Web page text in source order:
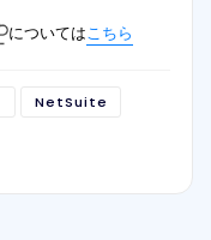
についてはこちら
NetSuite